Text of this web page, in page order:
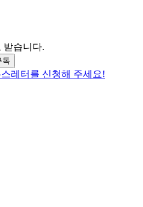
받습니다.
레터를 신청해 주세요!